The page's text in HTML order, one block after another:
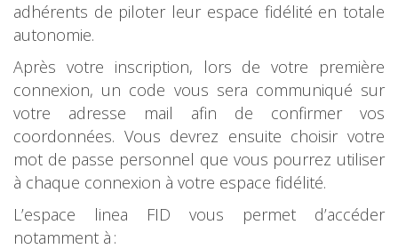
adhérents de piloter leur espace fidélité en totale
autonomie.
Après votre inscription, lors de votre première
connexion, un code vous sera communiqué sur
votre adresse mail afin de confirmer vos
coordonnées. Vous devrez ensuite choisir votre
mot de passe personnel que vous pourrez utiliser
à chaque connexion à votre espace fidélité.
L’espace linea FID vous permet d’accéder
notamment à :